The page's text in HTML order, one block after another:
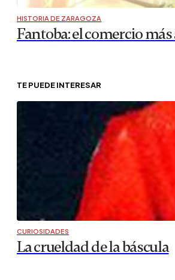
HISTORIA DE ZARAGOZA
Fantoba: el comercio
TE PUEDE INTERESAR
CURIOSIDADES
La crueldad de la báscula